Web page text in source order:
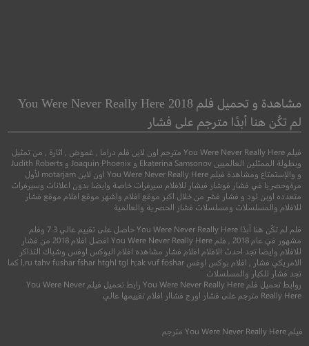
300: صعود الإمبراطورية
6.5
Ring
ملك الخواتم : صداقة
اكشن●مغامرة
مشاهدة و تحميل فلم You Were Never Really Here 2018
لم تكُن هنا أبدًا مترجم على فشار
فيلم You Were Never Really Here مترجم اون لاين فلم دراما , غموض , اثارة , من تمثيل
وبطولة الممثلين العالميين Ekaterina Samsonov و Joaquin Phoenix و Judith Roberts
و والإستمتاع ومشاهدة فيلم You Were Never Really Here اون لاين motarjam لأول
مرةوحصريا في فشار فوشار فيشار للافلام سيرفرات خاصة وايضا بدون اعلانات وسيرفرات
متعدده اوبن لود و فشار فشر من خلال اكبر موقع افلام واشهر موقع افلام موقع فشار
للافلام والمسلسلات ومسلسلات فشار الحصرية والعالمية
فلم لم تكُن هنا أبدًا You Were Never Really Here حاصل على تقييم عالي 7.3 وفلم
مشهور في عام 2018 , فلم You Were Never Really Here افضل افلام 2018 من فشار
للافلام وايضا تجد احدث الافلام افلام فشار مشاهده افلام البوكس اوفس وشباك التذاكر
الامريكي فشار , افلام بوكس اوفس l,ru tahv fushar fshar htghl tgl h;ak vuf foshar كما
تجد فشار للكبار والمسلسلات
روابط تحميل فلم You Were Never Really Here رابط تحميل فيلم You Were Never
Really Here مترجم على فشار اورج فشاار افلام تقييمها عالي
فيلم You Were Never Really Hereمترجم